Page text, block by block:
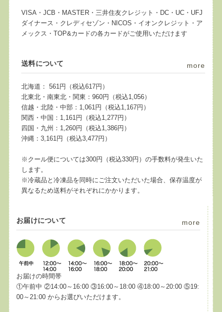
VISA・JCB・MASTER・三井住友クレジット・DC・UC・UFJ
ダイナース・クレディセゾン・NICOS・イオンクレジット・ア
メックス・TOP&カードの各カードがご使用いただけます
送料について more
北海道： 561円（税込617円）
北東北・南東北・関東：960円（税込1,056）
信越・北陸・中部：1,061円（税込1,167円）
関西・中国：1,161円（税込1,277円）
四国・九州：1,260円（税込1,386円）
沖縄：3,161円（税込3,477円）
※クール便については300円（税込330円）の手数料が発生いた
します。
※冷蔵品と冷凍品を同時にご注文いただいた場合、保存温度が
異なるため送料がそれぞれにかかります。
お届けについて more
お届けの時間帯
①午前中 ②14:00～16:00 ③16:00～18:00 ④18:00～20:00 ⑤19:
00～21:00 からお選びいただけます。